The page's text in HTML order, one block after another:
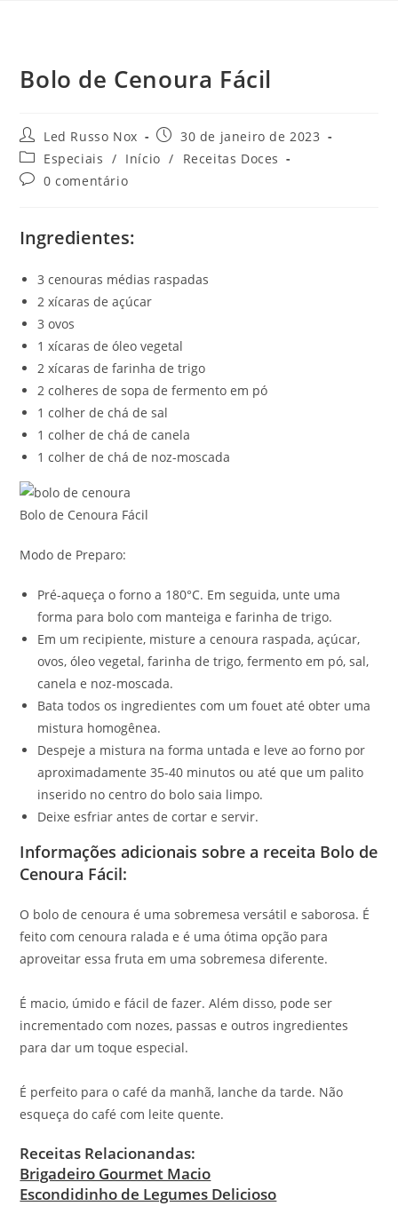
Bolo de Cenoura Fácil
Led Russo Nox
30 de janeiro de 2023
Especiais / Início /
Receitas Doces
0 comentário
Ingredientes:
3 cenouras médias raspadas
2 xícaras de açúcar
3 ovos
1 xícaras de óleo vegetal
2 xícaras de farinha de trigo
2 colheres de sopa de fermento em pó
1 colher de chá de sal
1 colher de chá de canela
1 colher de chá de noz-moscada
Bolo de Cenoura Fácil
Modo de Preparo:
Pré-aqueça o forno a 180°C. Em seguida, unte uma
forma para bolo com manteiga e farinha de trigo.
Em um recipiente, misture a cenoura raspada, açúcar,
ovos, óleo vegetal, farinha de trigo, fermento em pó, sal,
canela e noz-moscada.
Bata todos os ingredientes com um fouet até obter uma
mistura homogênea.
Despeje a mistura na forma untada e leve ao forno por
aproximadamente 35-40 minutos ou até que um palito
inserido no centro do bolo saia limpo.
Deixe esfriar antes de cortar e servir.
Informações adicionais sobre a receita Bolo de
Cenoura Fácil:
O bolo de cenoura é uma sobremesa versátil e saborosa. É
feito com cenoura ralada e é uma ótima opção para
aproveitar essa fruta em uma sobremesa diferente.
É macio, úmido e fácil de fazer. Além disso, pode ser
incrementado com nozes, passas e outros ingredientes
para dar um toque especial.
É perfeito para o café da manhã, lanche da tarde. Não
esqueça do café com leite quente.
Receitas Relacionandas:
Brigadeiro Gourmet Macio
Escondidinho de Legumes Delicioso